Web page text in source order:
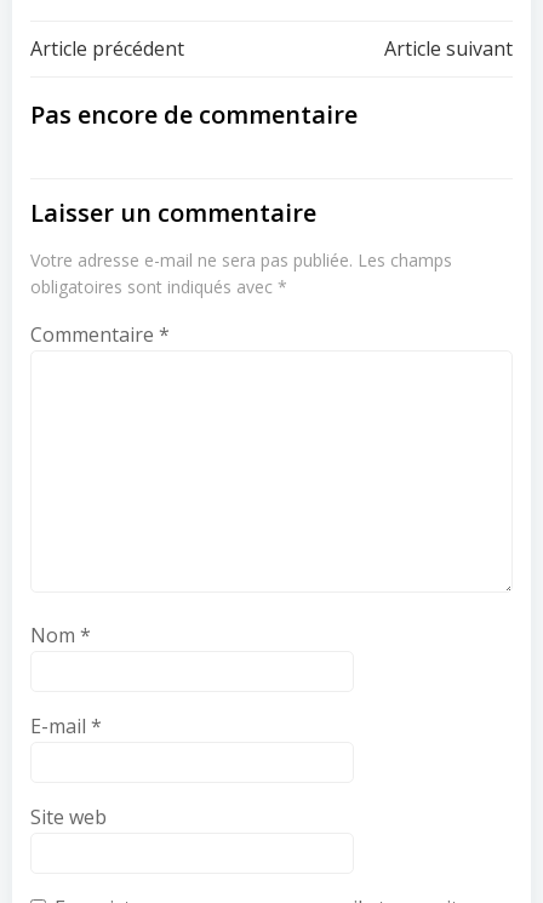
Navigation
de
Article précédent
Navigation
de
Article suivant
Pas encore de commentaire
Laisser un commentaire
Votre adresse e-mail ne sera pas publiée. Les champs
obligatoires sont indiqués avec *
Commentaire *
Nom *
E-mail *
Site web